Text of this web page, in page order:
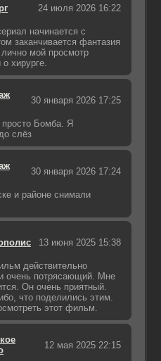
24 июля 2026 16:22
начинается с
заканчивается фантазия
мой просмотр
хирурге.
30 января 2026 17:25
Бомба. Я
слёз
30 января 2026 17:24
и районе снимали
13 июня 2025 15:38
действительно
очень потрясающий. Мне
Он очень приятный.
что поделились этим.
этот фильм.
12 мая 2025 22:15